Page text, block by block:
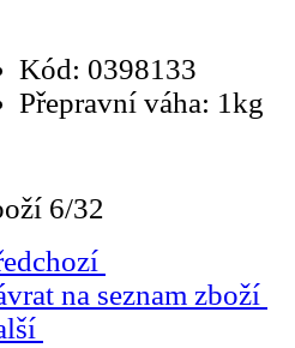
Kód: 0398133
Přepravní váha: 1kg
6/32
na seznam zboží